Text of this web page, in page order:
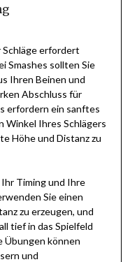
erfordert
Smashes sollten Sie
Ihren Beinen und
Abschluss für
erfordern ein sanftes
Winkel Ihres Schlägers
Höhe und Distanz zu
Timing und Ihre
Sie einen
zu erzeugen, und
tief in das Spielfeld
Übungen können
und